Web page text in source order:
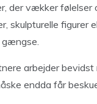
der vækker følelser
skulpturelle figurer
arbejder
endda får